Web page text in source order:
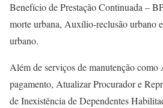
Benefício de Prestação Continuada –
morte urbana, Auxílio-reclusão urbano
urbano.
Além de serviços de manutenção
pagamento, Atualizar Procurador e
de Inexistência de Dependentes